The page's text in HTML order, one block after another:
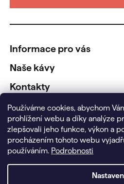
Používáme cookies, abychom
prohlížení webu a díky analýze
zlepšovali jeho funkce, výkon a
procházením tohoto webu
používáním. Podrobnosti
Informace pro vás
Naše kávy
Kontakty
Fakturační údaje